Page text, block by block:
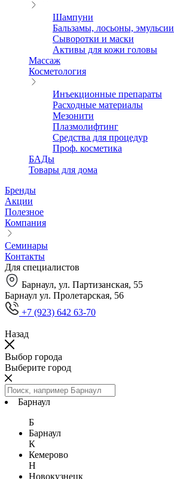
Шампуни
Бальзамы, лосьоны, эмульсии
Сыворотки и маски
Активы для кожи головы
Массаж
Косметология
Инъекционные препараты
Расходные материалы
Мезонити
Плазмолифтинг
Средства для процедур
Проф. косметика
БАДы
Товары для дома
Бренды
Акции
Полезное
Компания
Семинары
Контакты
Для специалистов
Барнаул, ул. Партизанская, 55
Барнаул ул. Пролетарская, 56
+7 (923) 642 63-70
Назад
Выбор города
Выберите город
Барнаул
Б
Барнаул
К
Кемерово
Н
Новокузнецк